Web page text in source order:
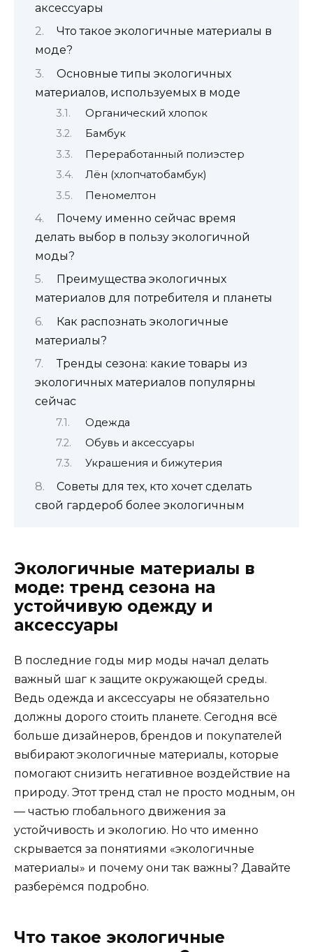
аксессуары
Что такое экологичные материалы в
моде?
Основные типы экологичных
материалов, используемых в моде
Органический хлопок
Бамбук
Переработанный полиэстер
Лён (хлопчатобамбук)
Пеномелтон
Почему именно сейчас время
делать выбор в пользу экологичной
моды?
Преимущества экологичных
материалов для потребителя и планеты
Как распознать экологичные
материалы?
Тренды сезона: какие товары из
экологичных материалов популярны
сейчас
Одежда
Обувь и аксессуары
Украшения и бижутерия
Советы для тех, кто хочет сделать
свой гардероб более экологичным
Экологичные материалы в
моде: тренд сезона на
устойчивую одежду и
аксессуары
В последние годы мир моды начал делать
важный шаг к защите окружающей среды.
Ведь одежда и аксессуары не обязательно
должны дорого стоить планете. Сегодня всё
больше дизайнеров, брендов и покупателей
выбирают экологичные материалы, которые
помогают снизить негативное воздействие на
природу. Этот тренд стал не просто модным, он
— частью глобального движения за
устойчивость и экологию. Но что именно
скрывается за понятиями «экологичные
материалы» и почему они так важны? Давайте
разберёмся подробно.
Что такое экологичные